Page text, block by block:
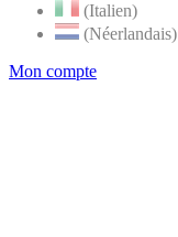
(Italien)
(Néerlandais)
Mon compte